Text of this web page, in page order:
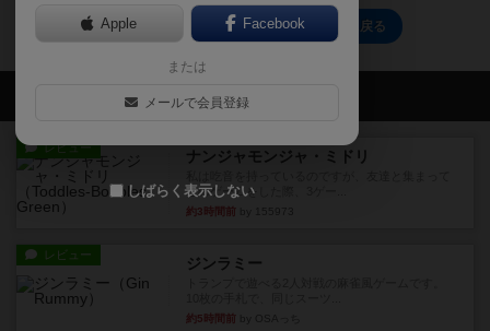
カルカソンヌミニ拡張：浴場のトップに戻る
会員の新しい投稿
レビュー ナンジャモンジャ・ミドリ
このゲームをした際、3ゲー...
約3時間前
レビュー ジンラミー
約5時間前
Apple Facebook
または
メールで会員登録
しばらく表示しない